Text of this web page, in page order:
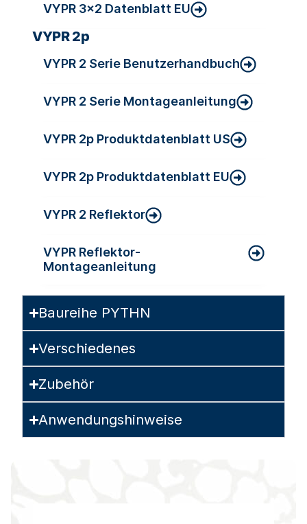
VYPR 3×2 Datenblatt EU
VYPR 2p
VYPR 2 Serie Benutzerhandbuch
VYPR 2 Serie Montageanleitung
VYPR 2p Produktdatenblatt US
VYPR 2p Produktdatenblatt EU
VYPR 2 Reflektor
VYPR Reflektor-
Montageanleitung
Baureihe PYTHN
Verschiedenes
Zubehör
Anwendungshinweise